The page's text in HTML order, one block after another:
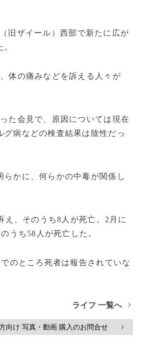
旧ザイール）西部で新たに広が
体の痛みなどを訴える人々が
た会見で、原因については現在
病などの検査結果は陰性だっ
かに、何らかの中毒が関係し
、そのうち8人が死亡。2月に
うち58人が死亡した。
のところ死者は報告されていな
ライフ 一覧へ >
向け 写真・動画 購入のお問合せ >